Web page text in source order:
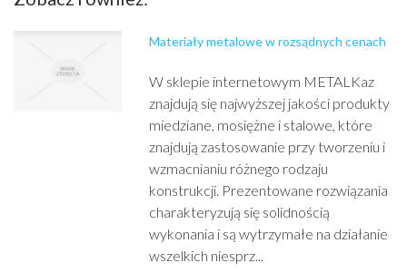
Materiały metalowe w rozsądnych cenach
W sklepie internetowym METALKaz
znajdują się najwyższej jakości produkty
miedziane, mosiężne i stalowe, które
znajdują zastosowanie przy tworzeniu i
wzmacnianiu różnego rodzaju
konstrukcji. Prezentowane rozwiązania
charakteryzują się solidnością
wykonania i są wytrzymałe na działanie
wszelkich niesprz...